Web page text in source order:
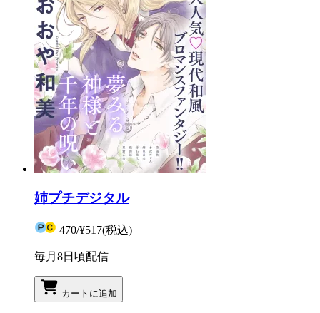
姉プチデジタル
470/¥517(税込)
毎月8日頃配信
カートに追加